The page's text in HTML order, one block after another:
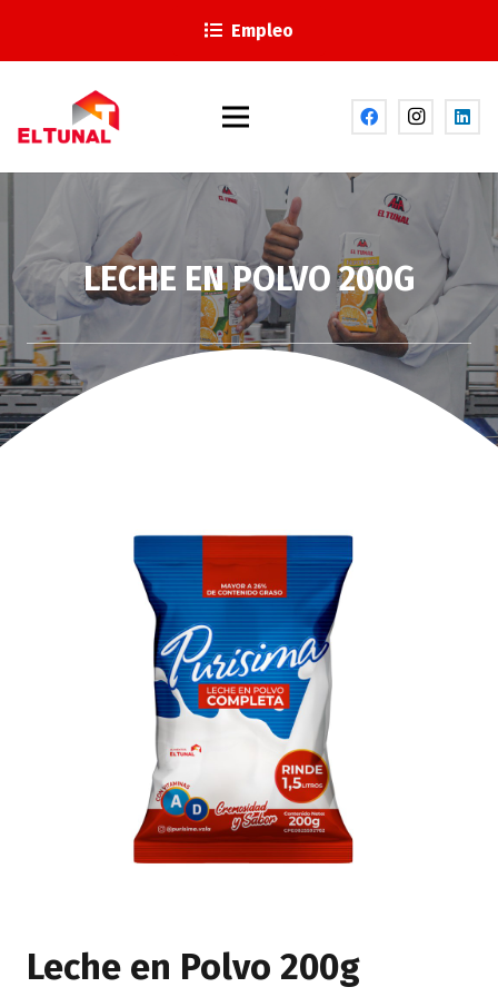
Empleo
LECHE EN POLVO 200G
Leche en Polvo 200g